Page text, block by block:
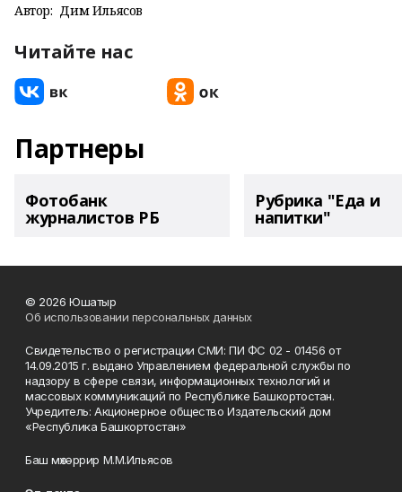
Автор: Дим Ильясов
Читайте нас
Партнеры
Фотобанк
журналистов РБ
Рубрика "Еда и
напитки"
© 2026 Юшатыр
Об использовании персональных данных
Свидетельство о регистрации СМИ: ПИ ФС 02 - 01456 от
14.09.2015 г. выдано Управлением федеральной службы по
надзору в сфере связи, информационных технологий и
массовых коммуникаций по Республике Башкортостан.
Учредитель: Акционерное общество Издательский дом
«Республика Башкортостан»
Баш мөхәррир М.М.Ильясов